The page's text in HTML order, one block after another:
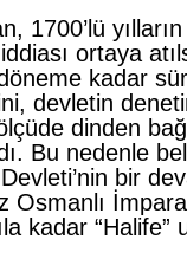
1700’lü
ortaya
kadar
devletin
dinden
Bu nedenle
bir
Osmanlı
kadar “Halife”